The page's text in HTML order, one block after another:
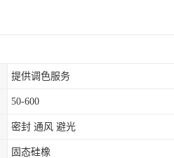
提供调色服务
50-600
密封 通风 避光
固态硅橡